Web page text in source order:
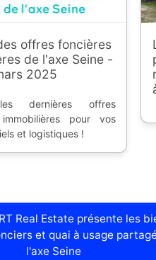
offres foncières
de l'axe Seine -
2025
dernières offres
pour vos
et logistiques !
Real Estate présente les
et quai à usage
l'axe Seine